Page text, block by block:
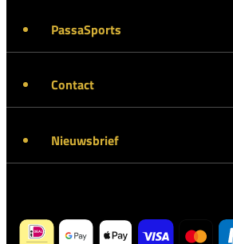
PassaSports
Contact
Nieuwsbrief